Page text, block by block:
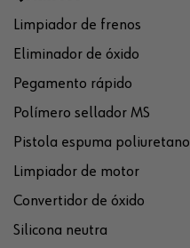
Limpiador de frenos
Eliminador de óxido
Pegamento rápido
Polímero sellador MS
Pistola espuma poliuretano
Limpiador de motor
Convertidor de óxido
Silicona neutra